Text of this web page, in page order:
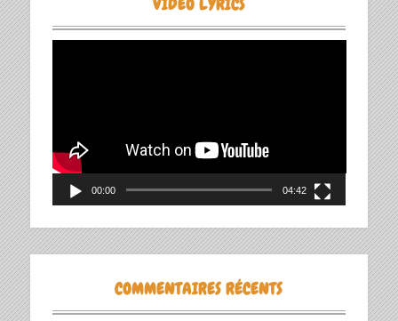
00:00 04:42
COMMENTAIRES RÉCENTS